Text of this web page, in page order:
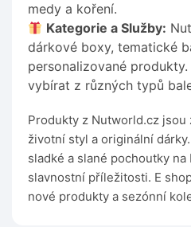
medy a koření.
Kategorie a Služby:
dárkové boxy, tematické
personalizované
vybírat z různých typů
Produkty z Nutworld.cz jsou
životní styl a originální
sladké a slané pochoutky na
slavnostní příležitosti. E
nové produkty a sezónní